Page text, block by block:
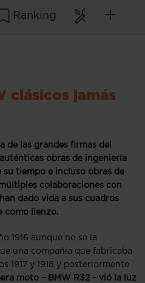
Ranking
clásicos jamás
de las grandes firmas del
obras de ingeniería
tiempo e incluso obras de
colaboraciones con
dado vida a sus cuadros
como lienzo.
1916 aunque no se la
una compañía que fabricaba
1917 y 1918 y posteriormente
moto – BMW R32 – vió la luz